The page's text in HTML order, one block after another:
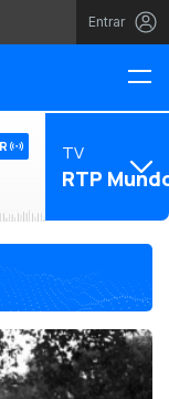
Entrar
TV
RTP